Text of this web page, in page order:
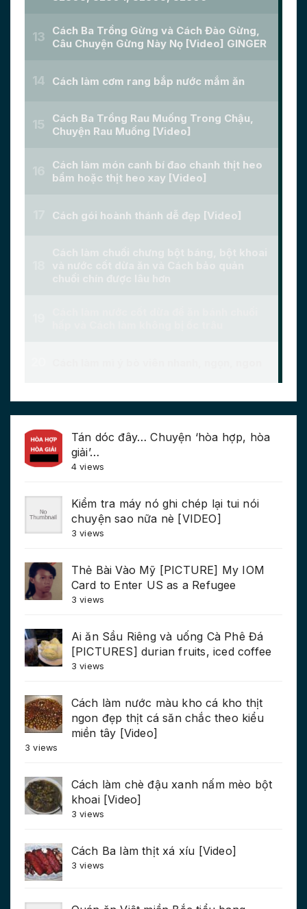
Tán dóc đây… Chuyện ‘hòa hợp, hòa
giải’…
4 views
Kiểm tra máy nó ghi chép lại tui nói
chuyện sao nữa nè [VIDEO]
3 views
Thẻ Bài Vào Mỹ [PICTURE] My IOM
Card to Enter US as a Refugee
3 views
Ai ăn Sầu Riêng và uống Cà Phê Đá
[PICTURES] durian fruits, iced coffee
3 views
Cách làm nước màu kho cá kho thịt
ngon đẹp thịt cá săn chắc theo kiểu
miền tây [Video]
3 views
Cách làm chè đậu xanh nấm mèo bột
khoai [Video]
3 views
Cách Ba làm thịt xá xíu [Video]
3 views